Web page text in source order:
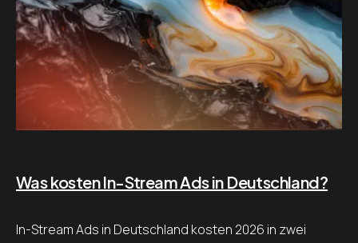
Was kosten In-Stream Ads in Deutschland?
In-Stream Ads in Deutschland kosten 2026 in zwei